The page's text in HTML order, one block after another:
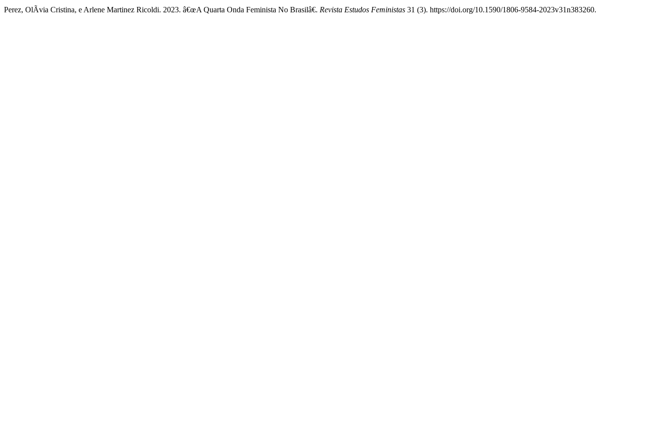
Perez, OlÃ­via Cristina, e Arlene Martinez Ricoldi. 2023. â€œA Quarta Onda Feminista No Brasilâ€. Revista Estudos Feministas 31 (3). https://doi.org/10.1590/1806-9584-2023v31n383260.